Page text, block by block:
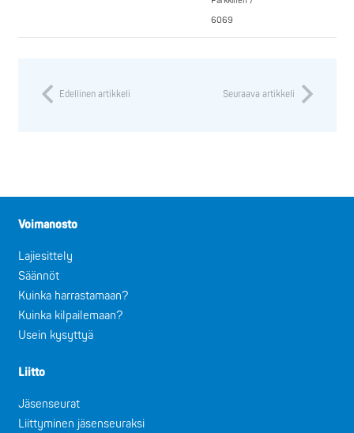
6069
Edellinen artikkeli Seuraava artikkeli
Voimanosto
Lajiesittely
Säännöt
Kuinka harrastamaan?
Kuinka kilpailemaan?
Usein kysyttyä
Liitto
Jäsenseurat
Liittyminen jäsenseuraksi